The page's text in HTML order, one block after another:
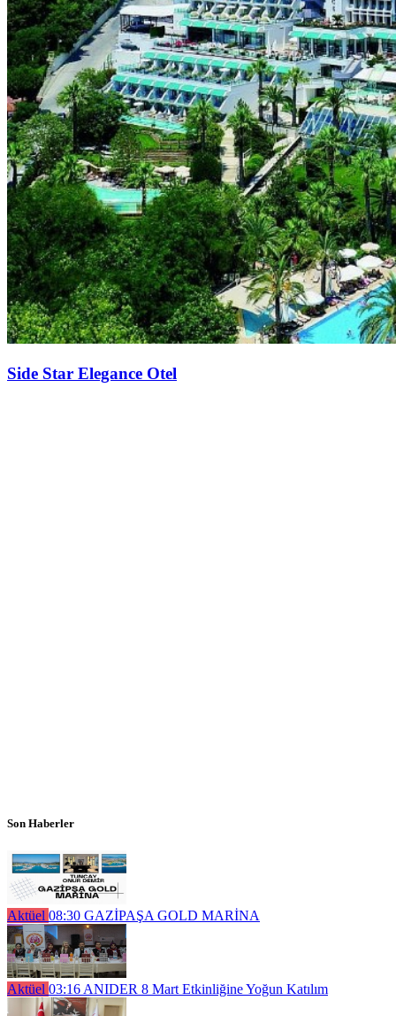
Side Star Elegance Otel
Son Haberler
Aktüel 08:30 GAZİPAŞA GOLD MARİNA
Aktüel 03:16 ANIDER 8 Mart Etkinliğine Yoğun Katılım